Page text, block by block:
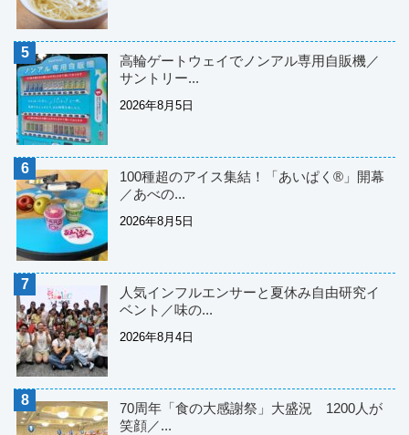
高輪ゲートウェイでノンアル専用自販機／
サントリー...
2026年8月5日
100種超のアイス集結！「あいぱく®」開幕
／あべの...
2026年8月5日
人気インフルエンサーと夏休み自由研究イ
ベント／味の...
2026年8月4日
70周年「食の大感謝祭」大盛況 1200人が
笑顔／...